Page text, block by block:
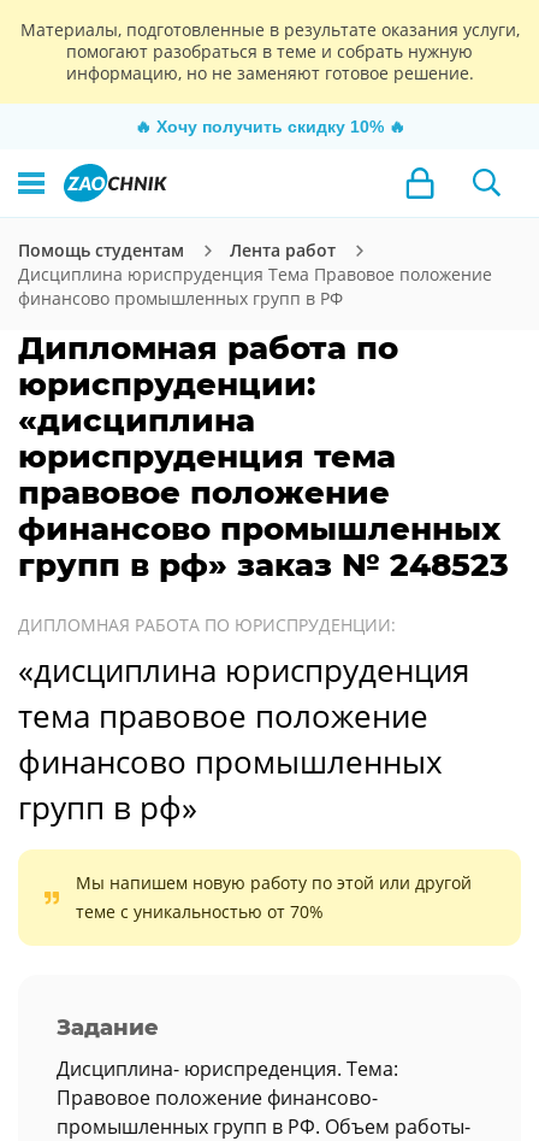
Материалы, подготовленные в результате оказания услуги,
помогают разобраться в теме и собрать нужную
информацию, но не заменяют готовое решение.
🔥 Хочу получить скидку 10% 🔥
Помощь студентам
Лента работ
Дисциплина юриспруденция Тема Правовое положение
финансово промышленных групп в РФ
Дипломная работа по
юриспруденции:
«дисциплина
юриспруденция тема
правовое положение
финансово промышленных
групп в рф» заказ № 248523
ДИПЛОМНАЯ РАБОТА ПО ЮРИСПРУДЕНЦИИ:
«дисциплина юриспруденция
тема правовое положение
финансово промышленных
групп в рф»
Мы напишем новую работу по этой или другой
теме с уникальностью от 70%
Задание
Дисциплина- юриспреденция. Тема:
Правовое положение финансово-
промышленных групп в РФ. Объем работы-